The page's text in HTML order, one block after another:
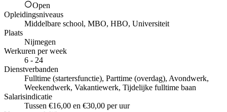
Open
Opleidingsniveaus
Middelbare school, MBO, HBO, Universiteit
Plaats
Nijmegen
Werkuren per week
6 - 24
Dienstverbanden
Fulltime (startersfunctie), Parttime (overdag), Avondwerk,
Weekendwerk, Vakantiewerk, Tijdelijke fulltime baan
Salarisindicatie
Tussen €16,00 en €30,00 per uur